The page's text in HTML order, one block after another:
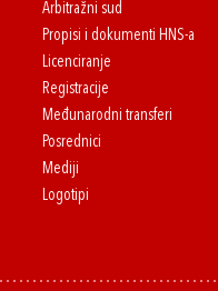
Arbitražni sud
Propisi i dokumenti HNS-a
Licenciranje
Registracije
Međunarodni transferi
Posrednici
Mediji
Logotipi